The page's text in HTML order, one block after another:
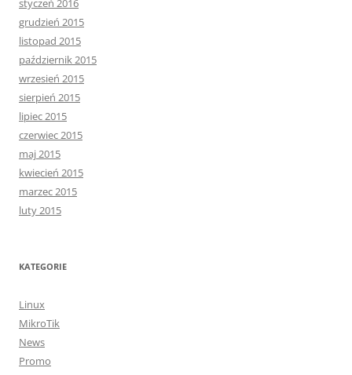
styczeń 2016
grudzień 2015
listopad 2015
październik 2015
wrzesień 2015
sierpień 2015
lipiec 2015
czerwiec 2015
maj 2015
kwiecień 2015
marzec 2015
luty 2015
KATEGORIE
Linux
MikroTik
News
Promo